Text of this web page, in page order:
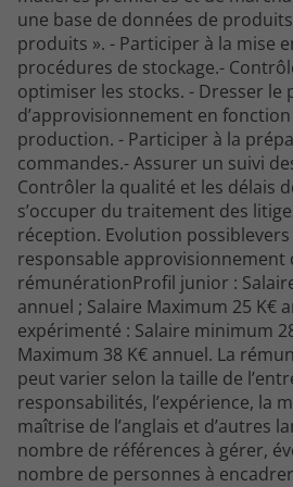
une base de données de
produits ». - Participer à la mise
procédures de stockage.-
optimiser les stocks. - Dresser le
d’approvisionnement en
production. - Participer à la
commandes.- Assurer un suivi
Contrôler la qualité et les délais
s’occuper du traitement des
réception. Evolution
responsable approvisionnement
rémunérationProfil junior :
annuel ; Salaire Maximum 25 K€
expérimenté : Salaire minimum
Maximum 38 K€ annuel. La
peut varier selon la taille de
responsabilités, l’expérience, la
maîtrise de l’anglais et d’autres
nombre de références à gérer,
nombre de personnes à